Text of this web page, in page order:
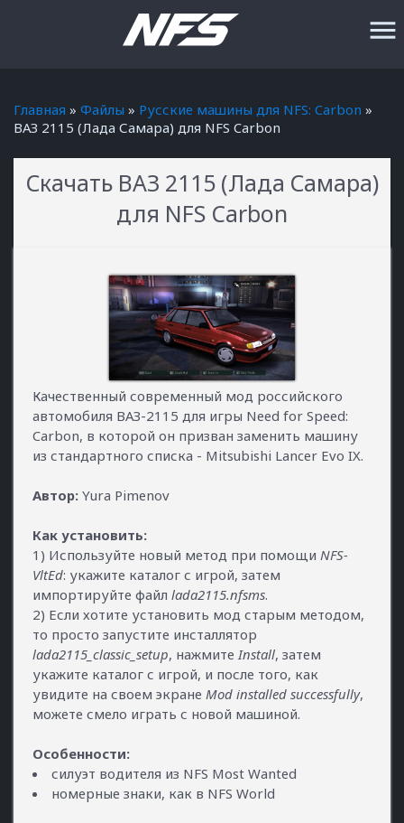
menu
Главная » Файлы » Русские машины для NFS: Carbon »
ВАЗ 2115 (Лада Самара) для NFS Carbon
Скачать ВАЗ 2115 (Лада Самара)
для NFS Carbon
Качественный современный мод российского
автомобиля ВАЗ-2115 для игры Need for Speed:
Carbon, в которой он призван заменить машину
из стандартного списка - Mitsubishi Lancer Evo IX.
Автор: Yura Pimenov
Как установить:
1) Используйте новый метод при помощи NFS-
VltEd: укажите каталог с игрой, затем
импортируйте файл lada2115.nfsms.
2) Если хотите установить мод старым методом,
то просто запустите инсталлятор
lada2115_classic_setup, нажмитеInstall, затем
укажите каталог с игрой, и после того, как
увидите на своем экране Mod installed successfully,
можете смело играть с новой машиной.
Особенности:
силуэт водителя из NFS Most Wanted
номерные знаки, как в NFS World